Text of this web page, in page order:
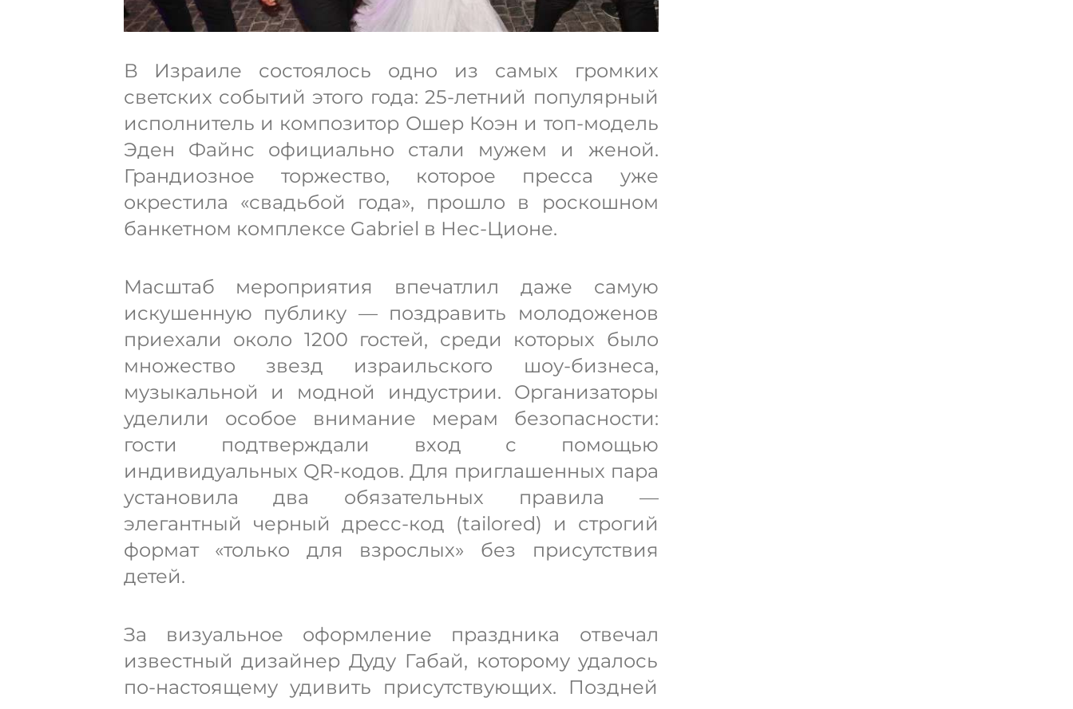
В Израиле состоялось одно из самых громких
светских событий этого года: 25-летний популярный
исполнитель и композитор Ошер Коэн и топ-модель
Эден Файнс официально стали мужем и женой.
Грандиозное торжество, которое пресса уже
окрестила «свадьбой года», прошло в роскошном
банкетном комплексе Gabriel в Нес-Ционе.
Масштаб мероприятия впечатлил даже самую
искушенную публику — поздравить молодоженов
приехали около 1200 гостей, среди которых было
множество звезд израильского шоу-бизнеса,
музыкальной и модной индустрии. Организаторы
уделили особое внимание мерам безопасности:
гости подтверждали вход с помощью
индивидуальных QR-кодов. Для приглашенных пара
установила два обязательных правила —
элегантный черный дресс-код (tailored) и строгий
формат «только для взрослых» без присутствия
детей.
За визуальное оформление праздника отвечал
известный дизайнер Дуду Габай, которому удалось
по-настоящему удивить присутствующих. Поздней